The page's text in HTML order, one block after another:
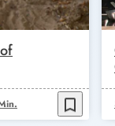
bookmark_border